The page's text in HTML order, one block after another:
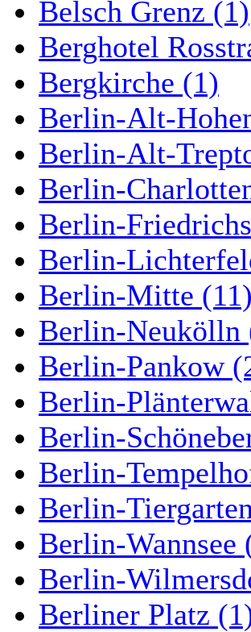
Belsch Grenz (1)
Berghotel
Bergkirche (1)
Berlin-Alt-
Berlin-Alt-
Berlin-
Berlin-
Berlin-
Berlin-Mitte (11)
Berlin-Neukölln
Berlin-Pankow
Berlin-
Berlin-
Berlin-
Berlin-
Berlin-Wannsee
Berlin-
Berliner Platz